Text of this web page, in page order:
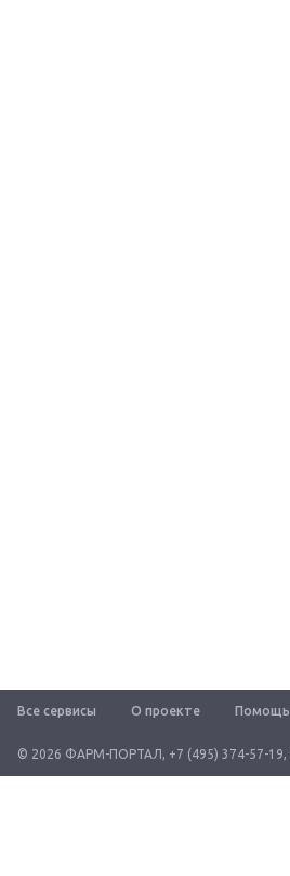
Все сервисы О проекте Помощь
© 2026 ФАРМ-ПОРТАЛ, +7 (495) 374-57-19,